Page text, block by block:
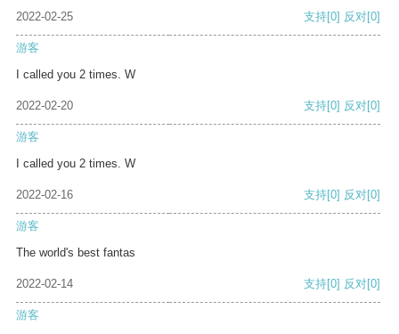
2022-02-25 支持[0] 反对[0]
游客
I called you 2 times. W
2022-02-20 支持[0] 反对[0]
游客
I called you 2 times. W
2022-02-16 支持[0] 反对[0]
游客
The world's best fantas
2022-02-14 支持[0] 反对[0]
游客